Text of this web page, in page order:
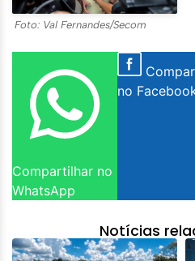
Foto: Val Fernandes/Secom
Compartilhar no
WhatsApp
no
Notícias